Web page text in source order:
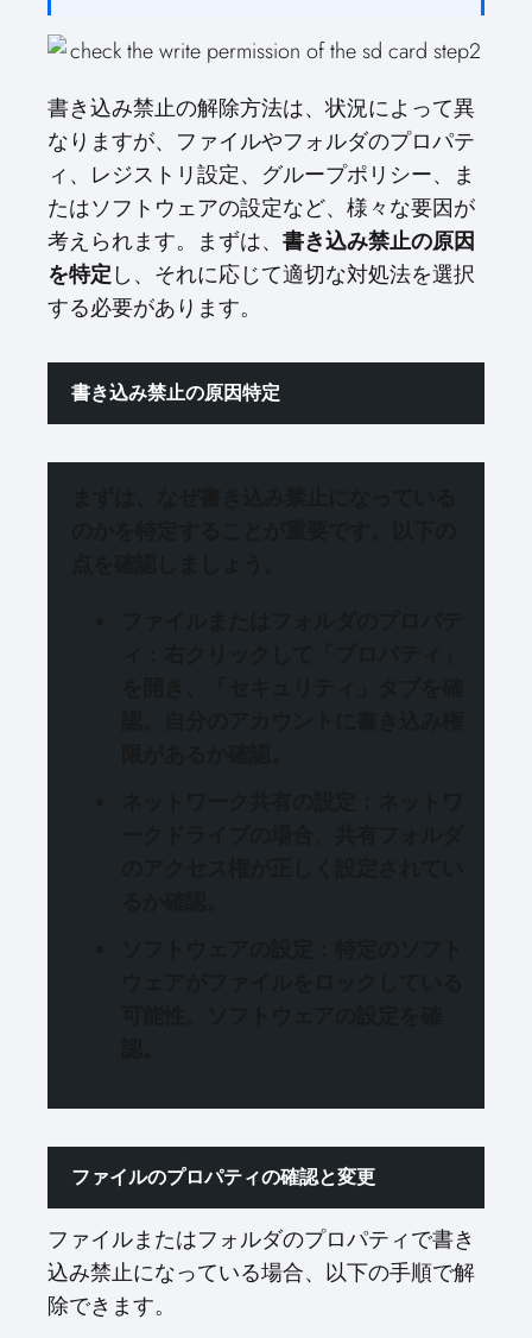
書き込み禁止の解除方法は、状況によって異
なりますが、ファイルやフォルダのプロパテ
ィ、レジストリ設定、グループポリシー、ま
たはソフトウェアの設定など、様々な要因が
考えられます。まずは、 書き込み禁止の原因
を特定し、それに応じて適切な対処法を選択
する必要があります。
書き込み禁止の原因特定
ファイルのプロパティの確認と変更
ファイルまたはフォルダのプロパティで書き
込み禁止になっている場合、以下の手順で解
除できます。